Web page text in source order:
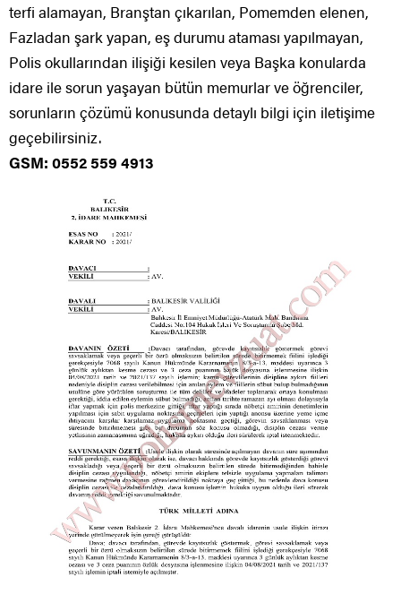
terfi alamayan, Branştan çıkarılan, Pomemden elenen,
Fazladan şark yapan, eş durumu ataması yapılmayan,
Polis okullarından ilişiği kesilen veya Başka konularda
idare ile sorun yaşayan bütün memurlar ve öğrenciler,
sorunların çözümü konusunda detaylı bilgi için iletişime
geçebilirsiniz.
GSM: 0552 559 4913